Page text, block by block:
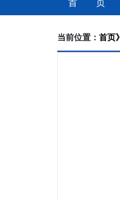
首 页
当前位置： 首页》